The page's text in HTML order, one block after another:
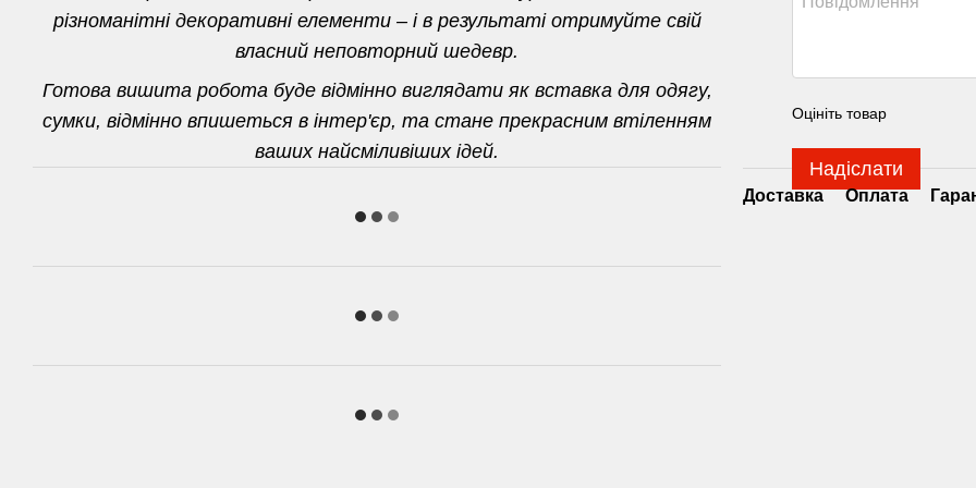
різноманітні декоративні елементи – і в результаті отримуйте свій
власний неповторний шедевр.
Готова вишита робота буде відмінно виглядати як вставка для одягу,
сумки, відмінно впишеться в інтер'єр, та стане прекрасним втіленням
ваших найсміливіших ідей.
Оцініть товар
Надіслати
Доставка Оплата